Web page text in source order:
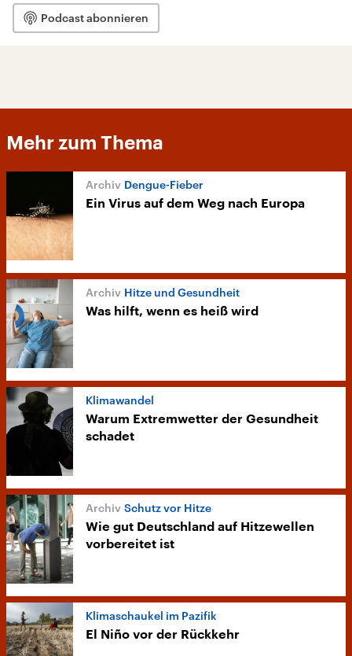
Podcast abonnieren
Mehr zum Thema
Dengue-Fieber
Ein Virus auf dem Weg nach Europa
Hitze und Gesundheit
Was hilft, wenn es heiß wird
Klimawandel
Warum Extremwetter der Gesundheit
schadet
Schutz vor Hitze
Wie gut Deutschland auf Hitzewellen
vorbereitet ist
Klimaschaukel im Pazifik
El Niño vor der Rückkehr